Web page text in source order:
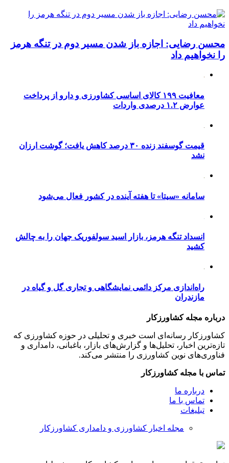
محسن رضایی: اجازه باز شدن مسیر دوم در تنگه هرمز
را نخواهیم داد
معافیت ۱۹۹ کالای اساسی کشاورزی و دارو از پرداخت
عوارض ۱.۲ درصدی واردات
قیمت گوسفند زنده ۳۰ درصد کاهش یافت؛ گوشت ارزان
نشد
سامانه «سیتا» تا هفته آینده در کشور فعال می‌شود
انسداد تنگه هرمز، بازار اسید سولفوریک جهان را به چالش
کشید
راه‌اندازی مرکز دائمی نمایشگاهی و تجاری گل و گیاه در
مازندران
درباره مجله کشاورزکار
کشاورزکار رسانه‌ای است خبری و تحلیلی در حوزه کشاورزی که
تازه‌ترین اخبار، تحلیل‌ها و گزارش‌های بازار، باغبانی، دامداری و
فناوری‌های نوین کشاورزی را منتشر می‌کند.
تماس با مجله کشاورزکار
درباره ما
تماس با ما
تبلیغات
مجله اخبار کشاورزی و دامداری کشاورزکار